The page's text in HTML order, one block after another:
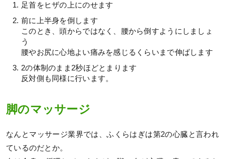
足首をヒザの上にのせます
前に上半身を倒します
このとき、頭からではなく、腰から倒すようにしましょ
う
腰やお尻に心地よい痛みを感じるくらいまで伸ばします
2の体制のまま2秒ほどとまります
反対側も同様に行います。
脚のマッサージ
なんとマッサージ業界では、ふくらはぎは第2の心臓と言われ
ているのだとか。